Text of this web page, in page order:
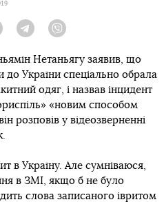
Twitter Telegram
Нетаньягу заявив, що
України спеціально обрала
одяг, і назвав інцидент
«новим способом
розповів у відеозверненні
в Україну. Але сумніваюся,
в ЗМІ, якщо б не було
слова записаного івритом